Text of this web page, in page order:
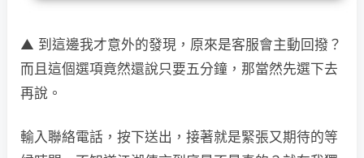
▲ 到這邊我才意外的發現，原來是客服會主動回撥？
而且這個選項竟然還說只要五分鐘，那當然先選下去
再說。
輸入聯絡電話，按下送出，接著就是緊張又期待的等